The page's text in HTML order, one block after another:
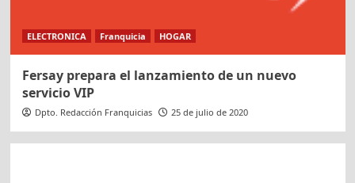
ELECTRONICA Franquicia HOGAR
Fersay prepara el lanzamiento de un nuevo
servicio VIP
Dpto. Redacción Franquicias 25 de julio de 2020